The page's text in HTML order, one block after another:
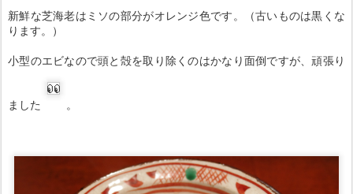
新鮮な芝海老はミソの部分がオレンジ色です。（古いものは黒くな
ります。）
小型のエビなので頭と殻を取り除くのはかなり面倒ですが、頑張り
ました 。